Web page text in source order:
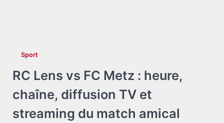
Sport
RC Lens vs FC Metz : heure,
chaîne, diffusion TV et
streaming du match amical